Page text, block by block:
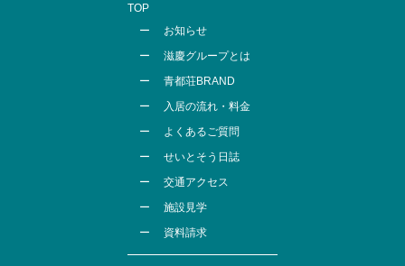
TOP
お知らせ
滋慶グループとは
青都荘BRAND
入居の流れ・料金
よくあるご質問
せいとそう日誌
交通アクセス
施設見学
資料請求